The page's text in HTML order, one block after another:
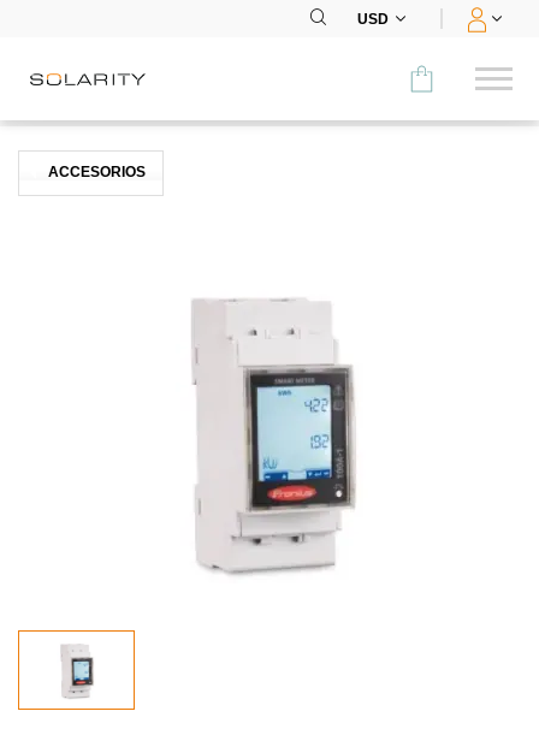
USD
Registro
ACCESORIOS